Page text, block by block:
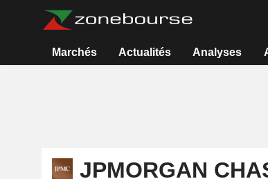
Marchés Actualités Analyses
JPMORGAN